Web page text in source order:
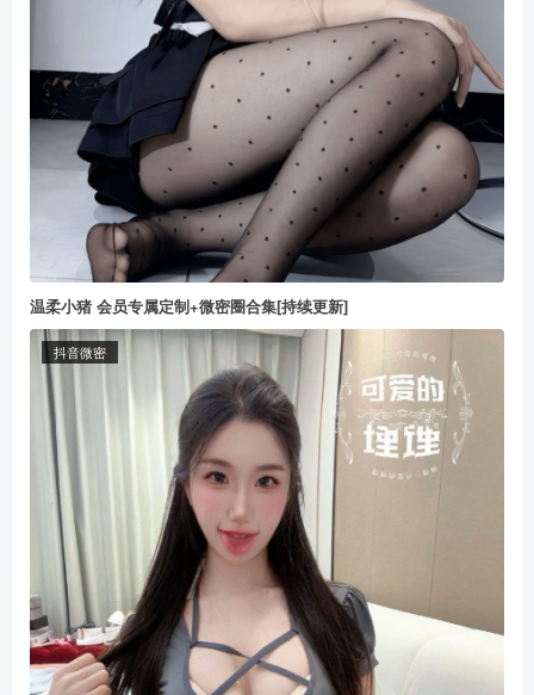
温柔小猪 会员专属定制+微密圈合集[持续更新]
抖音微密